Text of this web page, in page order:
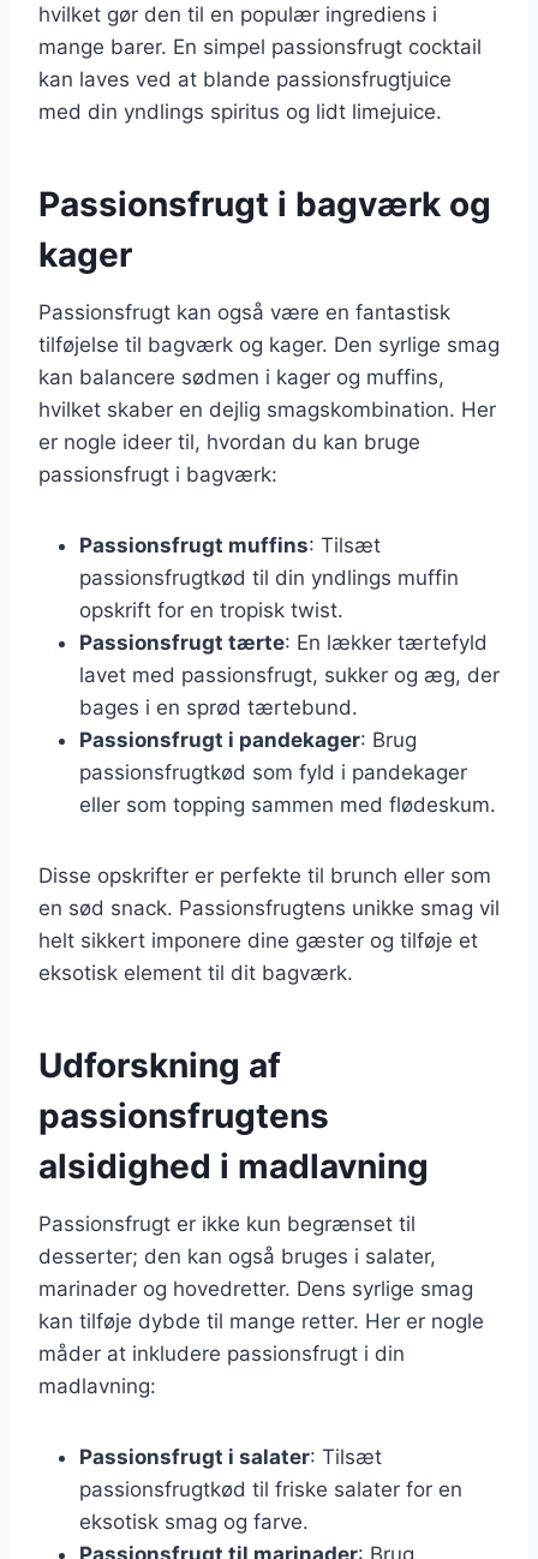
hvilket gør den til en populær ingrediens i
mange barer. En simpel passionsfrugt cocktail
kan laves ved at blande passionsfrugtjuice
med din yndlings spiritus og lidt limejuice.
Passionsfrugt i bagværk og
kager
Passionsfrugt kan også være en fantastisk
tilføjelse til bagværk og kager. Den syrlige smag
kan balancere sødmen i kager og muffins,
hvilket skaber en dejlig smagskombination. Her
er nogle ideer til, hvordan du kan bruge
passionsfrugt i bagværk:
Passionsfrugt muffins: Tilsæt
passionsfrugtkød til din yndlings muffin
opskrift for en tropisk twist.
Passionsfrugt tærte: En lækker tærtefyld
lavet med passionsfrugt, sukker og æg, der
bages i en sprød tærtebund.
Passionsfrugt i pandekager: Brug
passionsfrugtkød som fyld i pandekager
eller som topping sammen med flødeskum.
Disse opskrifter er perfekte til brunch eller som
en sød snack. Passionsfrugtens unikke smag vil
helt sikkert imponere dine gæster og tilføje et
eksotisk element til dit bagværk.
Udforskning af
passionsfrugtens
alsidighed i madlavning
Passionsfrugt er ikke kun begrænset til
desserter; den kan også bruges i salater,
marinader og hovedretter. Dens syrlige smag
kan tilføje dybde til mange retter. Her er nogle
måder at inkludere passionsfrugt i din
madlavning:
Passionsfrugt i salater: Tilsæt
passionsfrugtkød til friske salater for en
eksotisk smag og farve.
Passionsfrugt til marinader: Brug